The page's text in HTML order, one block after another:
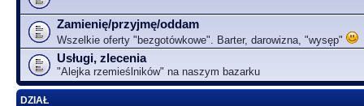
Zamienię/przyjmę/oddam
Wszelkie oferty "bezgotówkowe". Barter, darowizna, "wysęp"
Usługi, zlecenia
"Alejka rzemieślników" na naszym bazarku
DZIAŁ